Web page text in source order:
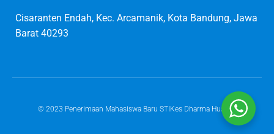
Cisaranten Endah, Kec. Arcamanik, Kota Bandung, Jawa
Barat 40293
© 2023 Penerimaan Mahasiswa Baru STIKes Dharma Husada